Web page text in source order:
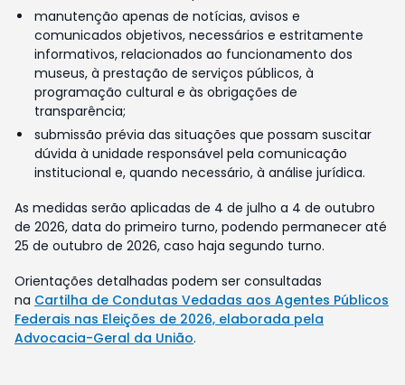
manutenção apenas de notícias, avisos e
comunicados objetivos, necessários e estritamente
informativos, relacionados ao funcionamento dos
museus, à prestação de serviços públicos, à
programação cultural e às obrigações de
transparência;
submissão prévia das situações que possam suscitar
dúvida à unidade responsável pela comunicação
institucional e, quando necessário, à análise jurídica.
As medidas serão aplicadas de 4 de julho a 4 de outubro
de 2026, data do primeiro turno, podendo permanecer até
25 de outubro de 2026, caso haja segundo turno.
Orientações detalhadas podem ser consultadas
na Cartilha de Condutas Vedadas aos Agentes Públicos
Federais nas Eleições de 2026, elaborada pela
Advocacia-Geral da União.